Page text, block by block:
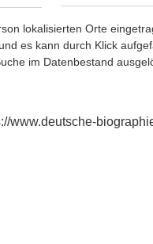
lokalisierten Orte
es kann durch Klick
im Datenbestand
www.deutsche-